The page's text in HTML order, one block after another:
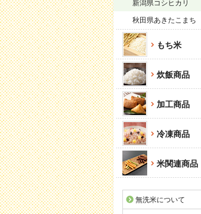
新潟県コシヒカリ
秋田県あきたこまち
もち米
炊飯商品
加工商品
冷凍商品
米関連商品
無洗米について